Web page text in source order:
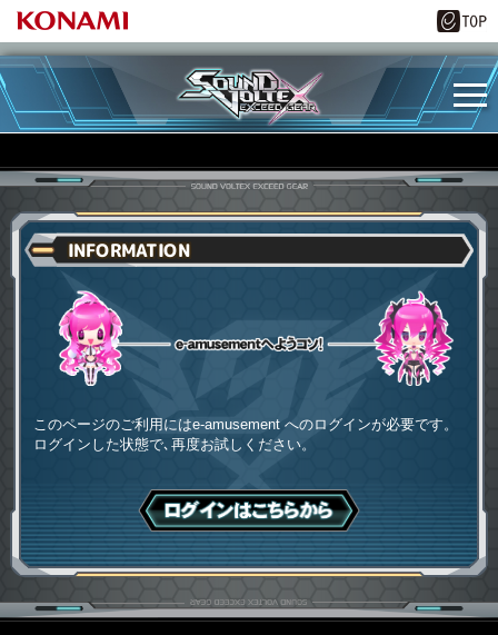
INFORMATION
このページのご利用にはe-amusement へのログインが必要です。
ログインした状態で､再度お試しください。
ログインはこちら